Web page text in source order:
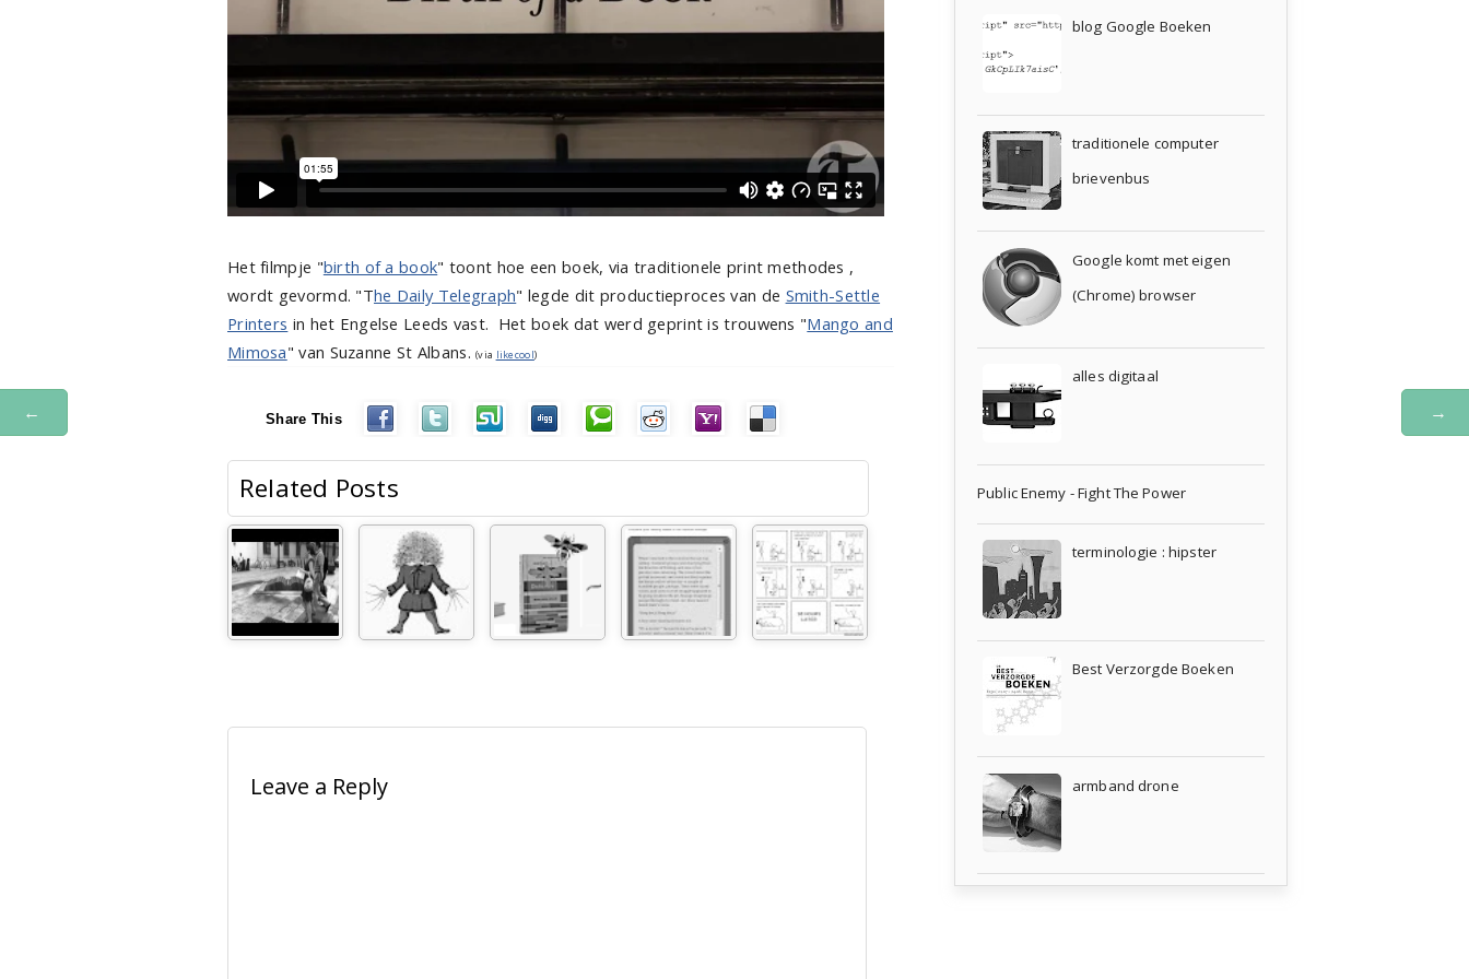
Het filmpje "birth of a book" toont hoe een boek, via traditionele print methodes ,
wordt gevormd. "The Daily Telegraph" legde dit productieproces van de Smith-Settle
Printers in het Engelse Leeds vast. Het boek dat werd geprint is trouwens "Mango and
Mimosa" van Suzanne St Albans.(via likecool)
Share This
Related Posts
Leave a Reply
← →
blog Google Boeken
traditionele computer
brievenbus
Google komt met eigen
(Chrome) browser
alles digitaal
Public Enemy - Fight The Power
terminologie : hipster
Best Verzorgde Boeken
armband drone